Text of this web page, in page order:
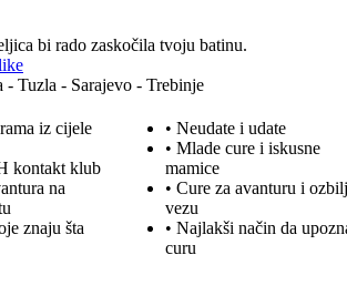
bi rado zaskočila tvoju batinu.
Tuzla - Sarajevo - Trebinje
iz cijele
kontakt klub
na
znaju šta
• Neudate i udate
• Mlade cure i iskusne
mamice
• Cure za avanturu i
vezu
• Najlakši način da
curu